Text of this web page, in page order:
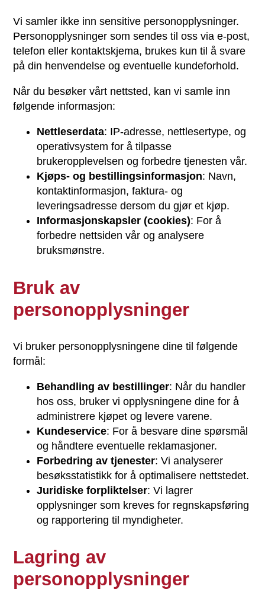
Vi samler ikke inn sensitive personopplysninger.
Personopplysninger som sendes til oss via e-post,
telefon eller kontaktskjema, brukes kun til å svare
på din henvendelse og eventuelle kundeforhold.
Når du besøker vårt nettsted, kan vi samle inn
følgende informasjon:
Nettleserdata: IP-adresse, nettlesertype, og
operativsystem for å tilpasse
brukeropplevelsen og forbedre tjenesten vår.
Kjøps- og bestillingsinformasjon: Navn,
kontaktinformasjon, faktura- og
leveringsadresse dersom du gjør et kjøp.
Informasjonskapsler (cookies): For å
forbedre nettsiden vår og analysere
bruksmønstre.
Bruk av
personopplysninger
Vi bruker personopplysningene dine til følgende
formål:
Behandling av bestillinger: Når du handler
hos oss, bruker vi opplysningene dine for å
administrere kjøpet og levere varene.
Kundeservice: For å besvare dine spørsmål
og håndtere eventuelle reklamasjoner.
Forbedring av tjenester: Vi analyserer
besøksstatistikk for å optimalisere nettstedet.
Juridiske forpliktelser: Vi lagrer
opplysninger som kreves for regnskapsføring
og rapportering til myndigheter.
Lagring av
personopplysninger